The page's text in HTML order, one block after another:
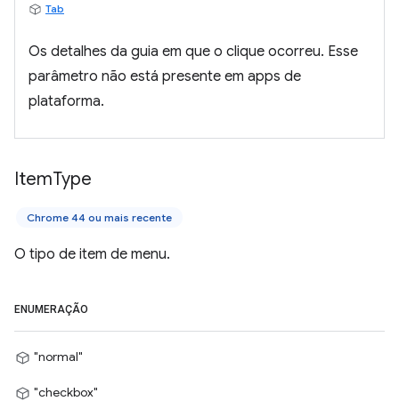
Tab
Os detalhes da guia em que o clique ocorreu. Esse
parâmetro não está presente em apps de
plataforma.
ItemType
Chrome 44 ou mais recente
O tipo de item de menu.
ENUMERAÇÃO
"normal"
"checkbox"